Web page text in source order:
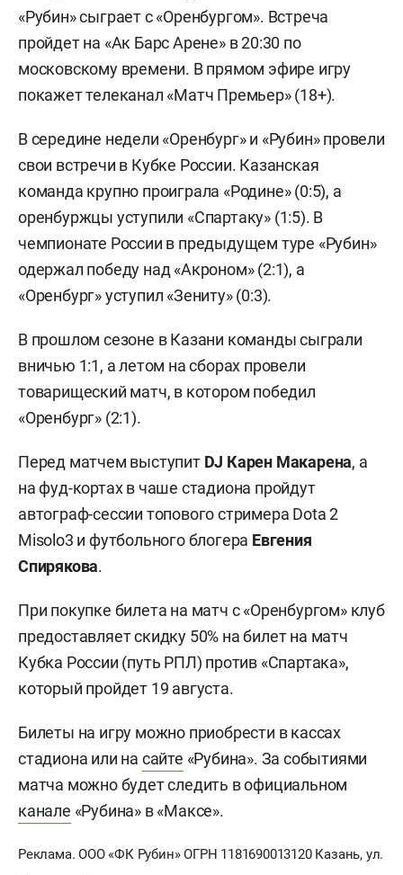
«Рубин» сыграет с «Оренбургом». Встреча
пройдет на «Ак Барс Арене» в 20:30 по
московскому времени. В прямом эфире игру
покажет телеканал «Матч Премьер» (18+).
В середине недели «Оренбург» и «Рубин» провели
свои встречи в Кубке России. Казанская
команда крупно проиграла «Родине» (0:5), а
оренбуржцы уступили «Спартаку» (1:5). В
чемпионате России в предыдущем туре «Рубин»
одержал победу над «Акроном» (2:1), а
«Оренбург» уступил «Зениту» (0:3).
В прошлом сезоне в Казани команды сыграли
вничью 1:1, а летом на сборах провели
товарищеский матч, в котором победил
«Оренбург» (2:1).
Перед матчем выступит DJ Карен Макарена, а
на фуд-кортах в чаше стадиона пройдут
автограф-сессии топового стримера Dota 2
Misolo3 и футбольного блогера Евгения
Спирякова.
При покупке билета на матч с «Оренбургом» клуб
предоставляет скидку 50% на билет на матч
Кубка России (путь РПЛ) против «Спартака»,
который пройдет 19 августа.
Билеты на игру можно приобрести в кассах
стадиона или на сайте «Рубина». За событиями
матча можно будет следить в официальном
канале «Рубина» в «Максе».
Реклама. ООО «ФК Рубин» ОГРН 1181690013120 Казань, ул.